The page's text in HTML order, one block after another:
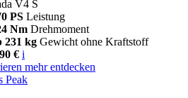
V4 S
PS Leistung
Nm Drehmoment
231 kg Gewicht ohne Kraftstoff
€ i
mehr entdecken
Peak